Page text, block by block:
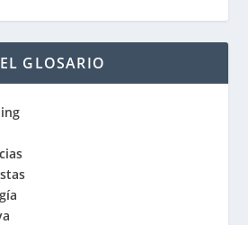
GLOSARIO